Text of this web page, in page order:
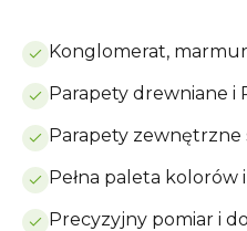
Konglomerat,
Parapety drewniane i
Parapety zewnętrzne
Pełna paleta kolorów
Precyzyjny pomiar i